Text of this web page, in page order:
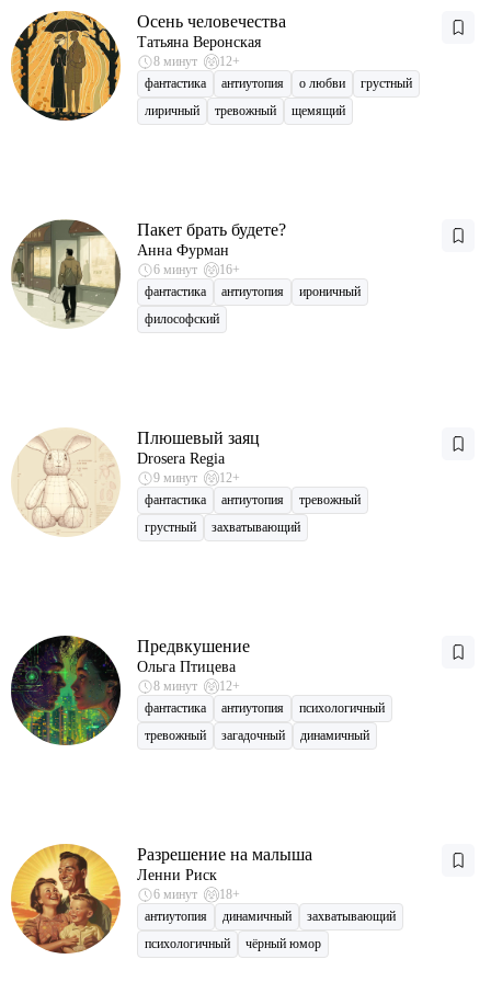
Осень человечества
Татьяна Веронская
8 минут
12+
фантастика
антиутопия о любви
грустный
лиричный
тревожный щемящий
Пакет брать будете?
Анна Фурман
6 минут
16+
фантастика
антиутопия
ироничный
философский
Плюшевый заяц
Drosera Regia
9 минут
12+
фантастика
антиутопия
тревожный
грустный
захватывающий
Предвкушение
Ольга Птицева
8 минут
12+
фантастика
антиутопия
психологичный
тревожный
загадочный динамичный
Разрешение на малыша
Ленни Риск
6 минут
18+
антиутопия
динамичный
захватывающий
психологичный
чёрный юмор